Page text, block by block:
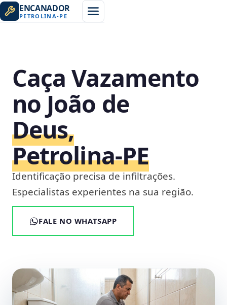
ENCANADOR
PETROLINA-PE
Caça Vazamento
no João de
Deus,
Petrolina‑PE
Identificação precisa de infiltrações.
Especialistas experientes na sua região.
FALE NO WHATSAPP